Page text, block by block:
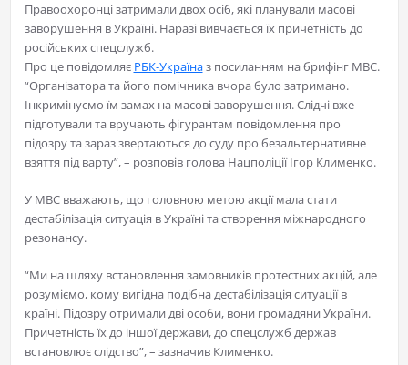
Правоохоронці затримали двох осіб, які планували масові
заворушення в Україні. Наразі вивчається їх причетність до
російських спецслужб.
Про це повідомляє РБК-Україназ посиланням на брифінг МВС.
“Організатора та його помічника вчора було затримано.
Інкримінуємо їм замах на масові заворушення. Слідчі вже
підготували та вручають фігурантам повідомлення про
підозру та зараз звертаються до суду про безальтернативне
взяття під варту”, – розповів голова Нацполіції Ігор Клименко.
У МВС вважають, що головною метою акції мала стати
дестабілізація ситуація в Україні та створення міжнародного
резонансу.
“Ми на шляху встановлення замовників протестних акцій, але
розуміємо, кому вигідна подібна дестабілізація ситуації в
країні. Підозру отримали дві особи, вони громадяни України.
Причетність їх до іншої держави, до спецслужб держав
встановлює слідство”, – зазначив Клименко.